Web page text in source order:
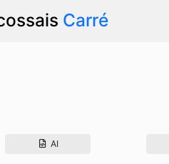
Carré
AI